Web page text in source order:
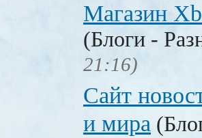
Магазин
(Блоги -
21:16)
Сайт
и мира